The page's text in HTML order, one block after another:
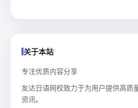
关于本站
专注优质内容分享
友达日语网校致力于为用户提供高质
资讯。